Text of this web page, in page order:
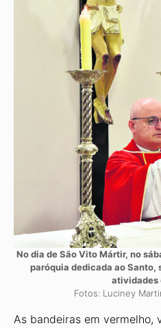
No dia de São Vito Mártir, no
paróquia dedicada ao Santo,
atividades
Fotos: Luciney
As bandeiras em vermelho,